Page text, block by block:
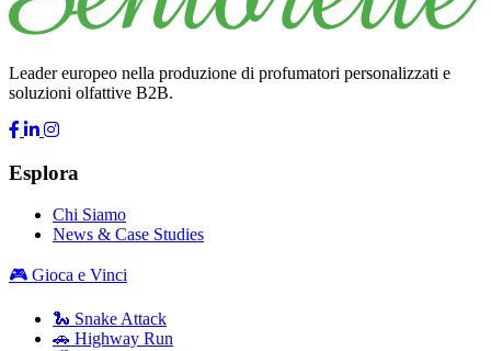
Leader europeo nella produzione di profumatori personalizzati e
soluzioni olfattive B2B.
Esplora
Chi Siamo
News & Case Studies
🎮 Gioca e Vinci
🐍 Snake Attack
🚗 Highway Run